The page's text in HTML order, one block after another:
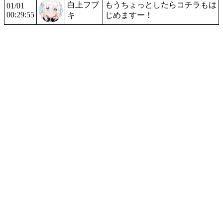
01/01
00:29:55
白上フブ
キ
もうちょっとしたらコチラもは
じめますー！